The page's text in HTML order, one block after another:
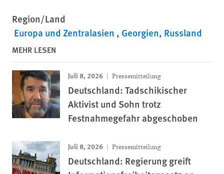
Region/Land
Europa und Zentralasien
Georgien Russland
MEHR LESEN
Juli 8, 2026 Pressemitteilung
Deutschland: Tadschikischer
Aktivist und Sohn trotz
Festnahmegefahr abgeschoben
Juli 8, 2026 Pressemitteilung
Deutschland: Regierung greift